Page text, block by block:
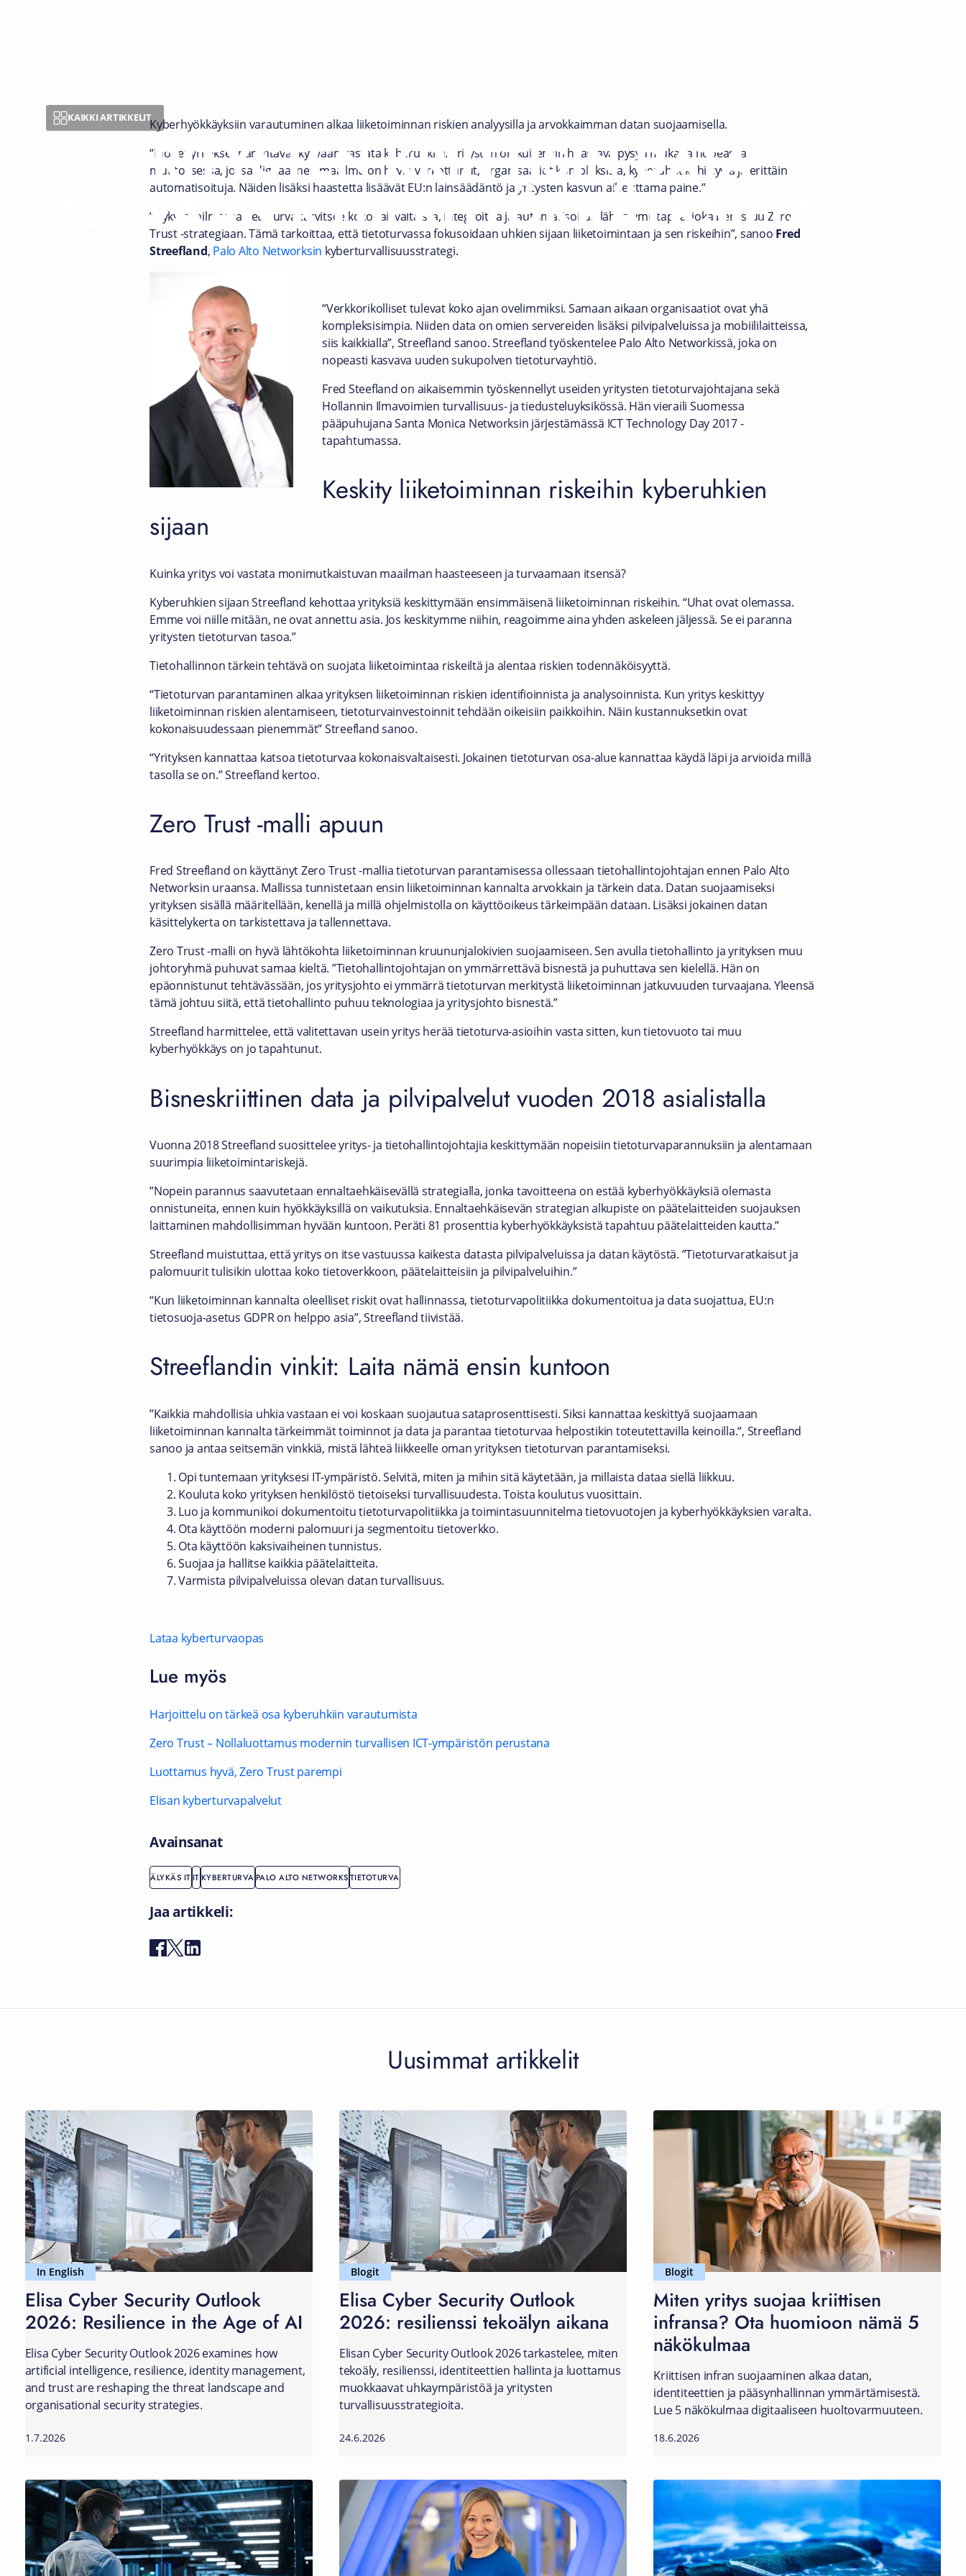
KAIKKI ARTIKKELIT
YRITYSTEN KRIITTISIN DATA
TURVAAN KYBERHYÖKKÄYKSILTÄ
Kyberhyökkäyksiin varautuminen alkaa liiketoiminnan riskien analyysilla ja arvokkaimman datan suojaamisella.
“Monet yritykset parantavat kykyään vastata kyberuhkiin. Yritysten on kuitenkin haastava pysyä mukana nopeassa
muutoksessa, jossa digitaalinen maailma on hyvin verkottunut, organisaatiot kompleksisia, kyberuhat kehittyviä ja erittäin
automatisoituja. Näiden lisäksi haastetta lisäävät EU:n lainsäädäntö ja yritysten kasvun aiheuttama paine.”
”Nykymaailmassa tietoturva tarvitsee kokonaisvaltaista, integroitua ja automatisoitua lähestymistapaa, joka perustuu Zero
Trust -strategiaan. Tämä tarkoittaa, että tietoturvassa fokusoidaan uhkien sijaan liiketoimintaan ja sen riskeihin”, sanoo Fred
Streefland, Palo Alto Networksin kyberturvallisuusstrategi.
“Verkkorikolliset tulevat koko ajan ovelimmiksi. Samaan aikaan organisaatiot ovat yhä
kompleksisimpia. Niiden data on omien servereiden lisäksi pilvipalveluissa ja mobiililaitteissa,
siis kaikkialla”, Streefland sanoo. Streefland työskentelee Palo Alto Networkissä, joka on
nopeasti kasvava uuden sukupolven tietoturvayhtiö.
Fred Steefland on aikaisemmin työskennellyt useiden yritysten tietoturvajohtajana sekä
Hollannin Ilmavoimien turvallisuus- ja tiedusteluyksikössä. Hän vieraili Suomessa
pääpuhujana Santa Monica Networksin järjestämässä ICT Technology Day 2017 -
tapahtumassa.
Keskity liiketoiminnan riskeihin kyberuhkien
sijaan
Kuinka yritys voi vastata monimutkaistuvan maailman haasteeseen ja turvaamaan itsensä?
Kyberuhkien sijaan Streefland kehottaa yrityksiä keskittymään ensimmäisenä liiketoiminnan riskeihin. “Uhat ovat olemassa.
Emme voi niille mitään, ne ovat annettu asia. Jos keskitymme niihin, reagoimme aina yhden askeleen jäljessä. Se ei paranna
yritysten tietoturvan tasoa.”
Tietohallinnon tärkein tehtävä on suojata liiketoimintaa riskeiltä ja alentaa riskien todennäköisyyttä.
“Tietoturvan parantaminen alkaa yrityksen liiketoiminnan riskien identifioinnista ja analysoinnista. Kun yritys keskittyy
liiketoiminnan riskien alentamiseen, tietoturvainvestoinnit tehdään oikeisiin paikkoihin. Näin kustannuksetkin ovat
kokonaisuudessaan pienemmät” Streefland sanoo.
“Yrityksen kannattaa katsoa tietoturvaa kokonaisvaltaisesti. Jokainen tietoturvan osa-alue kannattaa käydä läpi ja arvioida millä
tasolla se on.” Streefland kertoo.
Zero Trust -malli apuun
Fred Streefland on käyttänyt Zero Trust -mallia tietoturvan parantamisessa ollessaan tietohallintojohtajan ennen Palo Alto
Networksin uraansa. Mallissa tunnistetaan ensin liiketoiminnan kannalta arvokkain ja tärkein data. Datan suojaamiseksi
yrityksen sisällä määritellään, kenellä ja millä ohjelmistolla on käyttöoikeus tärkeimpään dataan. Lisäksi jokainen datan
käsittelykerta on tarkistettava ja tallennettava.
Zero Trust -malli on hyvä lähtökohta liiketoiminnan kruununjalokivien suojaamiseen. Sen avulla tietohallinto ja yrityksen muu
johtoryhmä puhuvat samaa kieltä. ”Tietohallintojohtajan on ymmärrettävä bisnestä ja puhuttava sen kielellä. Hän on
epäonnistunut tehtävässään, jos yritysjohto ei ymmärrä tietoturvan merkitystä liiketoiminnan jatkuvuuden turvaajana. Yleensä
tämä johtuu siitä, että tietohallinto puhuu teknologiaa ja yritysjohto bisnestä.”
Streefland harmittelee, että valitettavan usein yritys herää tietoturva-asioihin vasta sitten, kun tietovuoto tai muu
kyberhyökkäys on jo tapahtunut.
Bisneskriittinen data ja pilvipalvelut vuoden 2018 asialistalla
Vuonna 2018 Streefland suosittelee yritys- ja tietohallintojohtajia keskittymään nopeisiin tietoturvaparannuksiin ja alentamaan
suurimpia liiketoimintariskejä.
”Nopein parannus saavutetaan ennaltaehkäisevällä strategialla, jonka tavoitteena on estää kyberhyökkäyksiä olemasta
onnistuneita, ennen kuin hyökkäyksillä on vaikutuksia. Ennaltaehkäisevän strategian alkupiste on päätelaitteiden suojauksen
laittaminen mahdollisimman hyvään kuntoon. Peräti 81 prosenttia kyberhyökkäyksistä tapahtuu päätelaitteiden kautta.”
Streefland muistuttaa, että yritys on itse vastuussa kaikesta datasta pilvipalveluissa ja datan käytöstä. ”Tietoturvaratkaisut ja
palomuurit tulisikin ulottaa koko tietoverkkoon, päätelaitteisiin ja pilvipalveluihin.”
“Kun liiketoiminnan kannalta oleelliset riskit ovat hallinnassa, tietoturvapolitiikka dokumentoitua ja data suojattua, EU:n
tietosuoja-asetus GDPR on helppo asia”, Streefland tiivistää.
Streeflandin vinkit: Laita nämä ensin kuntoon
”Kaikkia mahdollisia uhkia vastaan ei voi koskaan suojautua sataprosenttisesti. Siksi kannattaa keskittyä suojaamaan
liiketoiminnan kannalta tärkeimmät toiminnot ja data ja parantaa tietoturvaa helpostikin toteutettavilla keinoilla.“, Streefland
sanoo ja antaa seitsemän vinkkiä, mistä lähteä liikkeelle oman yrityksen tietoturvan parantamiseksi.
Opi tuntemaan yrityksesi IT-ympäristö. Selvitä, miten ja mihin sitä käytetään, ja millaista dataa siellä liikkuu.
Kouluta koko yrityksen henkilöstö tietoiseksi turvallisuudesta. Toista koulutus vuosittain.
Luo ja kommunikoi dokumentoitu tietoturvapolitiikka ja toimintasuunnitelma tietovuotojen ja kyberhyökkäyksien varalta.
Ota käyttöön moderni palomuuri ja segmentoitu tietoverkko.
Ota käyttöön kaksivaiheinen tunnistus.
Suojaa ja hallitse kaikkia päätelaitteita.
Varmista pilvipalveluissa olevan datan turvallisuus.
Lataa kyberturvaopas
Lue myös
Harjoittelu on tärkeä osa kyberuhkiin varautumista
Zero Trust – Nollaluottamus modernin turvallisen ICT-ympäristön perustana
Luottamus hyvä, Zero Trust parempi
Elisan kyberturvapalvelut
Avainsanat
ÄLYKÄS ITITKYBERTURVAPALO ALTO NETWORKSTIETOTURVA
Jaa artikkeli:
Uusimmat artikkelit
In English
Elisa Cyber Security Outlook
2026: Resilience in the Age of AI
Elisa Cyber Security Outlook 2026 examines how
artificial intelligence, resilience, identity management,
and trust are reshaping the threat landscape and
organisational security strategies.
1.7.2026
Blogit
Elisa Cyber Security Outlook
2026: resilienssi tekoälyn aikana
Elisan Cyber Security Outlook 2026 tarkastelee, miten
tekoäly, resilienssi, identiteettien hallinta ja luottamus
muokkaavat uhkaympäristöä ja yritysten
turvallisuusstrategioita.
24.6.2026
Blogit
Miten yritys suojaa kriittisen
infransa? Ota huomioon nämä 5
näkökulmaa
Kriittisen infran suojaaminen alkaa datan,
identiteettien ja pääsynhallinnan ymmärtämisestä.
Lue 5 näkökulmaa digitaaliseen huoltovarmuuteen.
18.6.2026